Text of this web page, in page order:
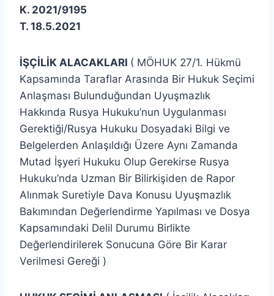
K. 2021/9195
T. 18.5.2021
İŞÇİLİK ALACAKLARI ( MÖHUK 27/1. Hükmü
Kapsamında Taraflar Arasında Bir Hukuk Seçimi
Anlaşması Bulunduğundan Uyuşmazlık
Hakkında Rusya Hukuku’nun Uygulanması
Gerektiği/Rusya Hukuku Dosyadaki Bilgi ve
Belgelerden Anlaşıldığı Üzere Aynı Zamanda
Mutad İşyeri Hukuku Olup Gerekirse Rusya
Hukuku’nda Uzman Bir Bilirkişiden de Rapor
Alınmak Suretiyle Dava Konusu Uyuşmazlık
Bakımından Değerlendirme Yapılması ve Dosya
Kapsamındaki Delil Durumu Birlikte
Değerlendirilerek Sonucuna Göre Bir Karar
Verilmesi Gereği )